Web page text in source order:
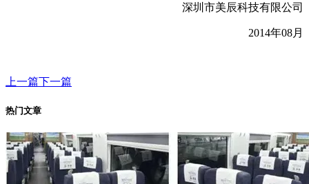
深圳市美辰科技有限公司
2014年08月
上一篇下一篇
热门文章